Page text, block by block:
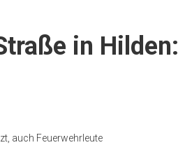
in Hilden:
auch Feuerwehrleute